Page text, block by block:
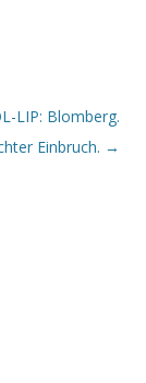
LIP: Blomberg.
Einbruch. →